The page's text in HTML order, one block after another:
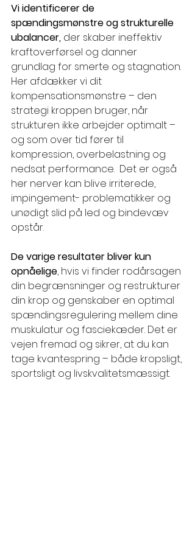
Vi identificerer de
spændingsmønstre og strukturelle
ubalancer, der skaber ineffektiv
kraftoverførsel og danner
grundlag for smerte og stagnation.
Her afdækker vi dit
kompensationsmønstre – den
strategi kroppen bruger, når
strukturen ikke arbejder optimalt –
og som over tid fører til
kompression, overbelastning og
nedsat performance.  Det er også
her nerver kan blive irriterede,
impingement- problematikker og
unødigt slid på led og bindevæv
opstår.
De varige resultater bliver kun
opnåelige, hvis vi finder rodårsagen
din begrænsninger og restrukturer
din krop og genskaber en optimal
spændingsregulering mellem dine
muskulatur og fasciekæder. Det er
vejen fremad og sikrer, at du kan
tage kvantespring – både kropsligt,
sportsligt og livskvalitetsmæssigt.